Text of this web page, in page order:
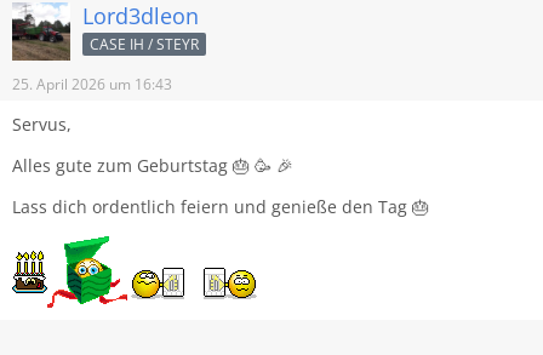
Lord3dleon
CASE IH / STEYR
25. April 2026 um 16:43
Servus,
Alles gute zum Geburtstag 🎂 🥳 🎉
Lass dich ordentlich feiern und genieße den Tag 🎂